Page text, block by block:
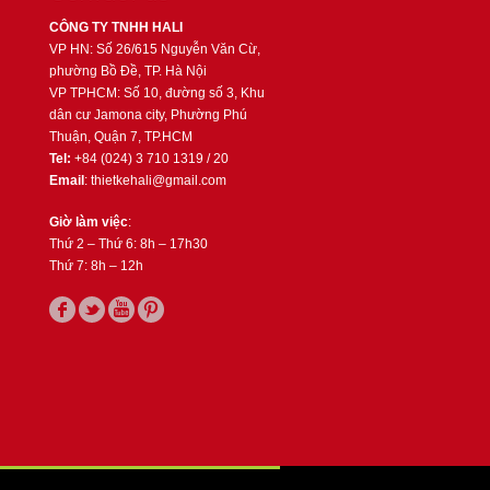
CÔNG TY TNHH HALI
VP HN: Số 26/615 Nguyễn Văn Cừ,
phường Bồ Đề, TP. Hà Nội
VP TPHCM: Số 10, đường số 3, Khu
dân cư Jamona city, Phường Phú
Thuận, Quận 7, TP.HCM
Tel: +84 (024) 3 710 1319 / 20
Email : thietkehali@gmail.com
Giờ làm việc:
Thứ 2 – Thứ 6: 8h – 17h30
Thứ 7: 8h – 12h